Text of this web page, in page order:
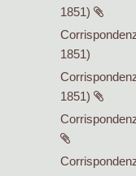
1851)
1851)
1851)